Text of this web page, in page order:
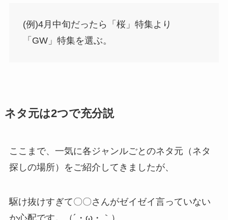
(例)4月中旬だったら「桜」特集より
「GW」特集を選ぶ。
ネタ元は2つで充分説
ここまで、一気に各ジャンルごとのネタ元（ネタ
探しの場所）をご紹介してきましたが、
駆け抜けすぎて〇〇さんがゼイゼイ言っていない